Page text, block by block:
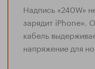
Надпись «240W»
зарядит iPhone».
кабель
напряжение для